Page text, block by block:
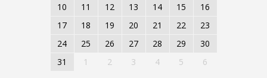
10
11 12 13 14 15
16
17
18 19 20 21 22
23
24
25 26 27 28 29
30
31
1 2 3 4 5 6